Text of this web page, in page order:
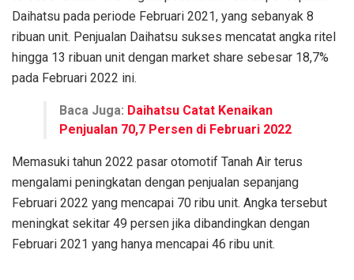
Daihatsu pada periode Februari 2021, yang sebanyak 8
ribuan unit. Penjualan Daihatsu sukses mencatat angka ritel
hingga 13 ribuan unit dengan market share sebesar 18,7%
pada Februari 2022 ini.
Baca Juga: Daihatsu Catat Kenaikan
Penjualan 70,7 Persen di Februari 2022
Memasuki tahun 2022 pasar otomotif Tanah Air terus
mengalami peningkatan dengan penjualan sepanjang
Februari 2022 yang mencapai 70 ribu unit. Angka tersebut
meningkat sekitar 49 persen jika dibandingkan dengan
Februari 2021 yang hanya mencapai 46 ribu unit.